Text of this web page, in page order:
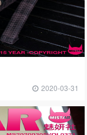
2020-03-31